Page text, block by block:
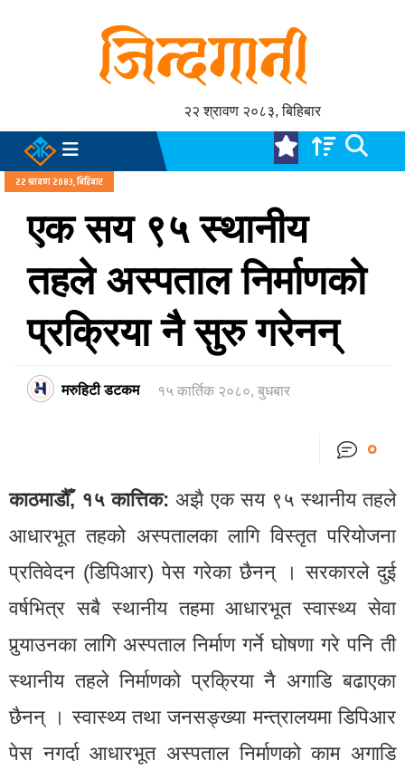
२२ श्रावण २०८३, बिहिबार
२२ श्रावण २०८३, बिहिबार
एक सय ९५ स्थानीय
तहले अस्पताल निर्माणको
प्रक्रिया नै सुरु गरेनन्
मरुहिटी डटकम १५ कार्तिक २०८०, बुधबार
०
काठमाडौँ, १५ कात्तिक: अझै एक सय ९५ स्थानीय तहले
आधारभूत तहको अस्पतालका लागि विस्तृत परियोजना
प्रतिवेदन (डिपिआर) पेस गरेका छैनन् । सरकारले दुई
वर्षभित्र सबै स्थानीय तहमा आधारभूत स्वास्थ्य सेवा
पुर्‍याउनका लागि अस्पताल निर्माण गर्ने घोषणा गरे पनि ती
स्थानीय तहले निर्माणको प्रक्रिया नै अगाडि बढाएका
छैनन् । स्वास्थ्य तथा जनसङ्ख्या मन्त्रालयमा डिपिआर
पेस नगर्दा आधारभूत अस्पताल निर्माणको काम अगाडि